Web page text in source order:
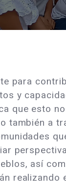
para
y
que esto
también a
así
realizando